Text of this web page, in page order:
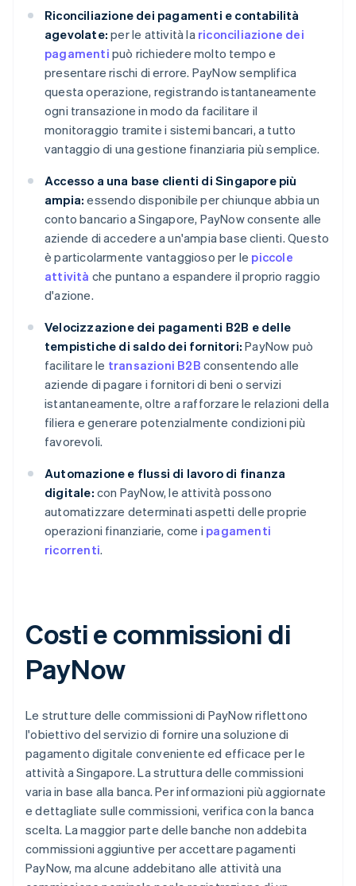
Riconciliazione dei pagamenti e contabilità
agevolate: per le attività la riconciliazione dei
pagamenti può richiedere molto tempo e
presentare rischi di errore. PayNow semplifica
questa operazione, registrando istantaneamente
ogni transazione in modo da facilitare il
monitoraggio tramite i sistemi bancari, a tutto
vantaggio di una gestione finanziaria più semplice.
Accesso a una base clienti di Singapore più
ampia: essendo disponibile per chiunque abbia un
conto bancario a Singapore, PayNow consente alle
aziende di accedere a un'ampia base clienti. Questo
è particolarmente vantaggioso per le piccole
attività che puntano a espandere il proprio raggio
d'azione.
Velocizzazione dei pagamenti B2B e delle
tempistiche di saldo dei fornitori: PayNow può
facilitare le transazioni B2B consentendo alle
aziende di pagare i fornitori di beni o servizi
istantaneamente, oltre a rafforzare le relazioni della
filiera e generare potenzialmente condizioni più
favorevoli.
Automazione e flussi di lavoro di finanza
digitale: con PayNow, le attività possono
automatizzare determinati aspetti delle proprie
operazioni finanziarie, come i pagamenti
ricorrenti.
Costi e commissioni di
PayNow
Le strutture delle commissioni di PayNow riflettono
l'obiettivo del servizio di fornire una soluzione di
pagamento digitale conveniente ed efficace per le
attività a Singapore. La struttura delle commissioni
varia in base alla banca. Per informazioni più aggiornate
e dettagliate sulle commissioni, verifica con la banca
scelta. La maggior parte delle banche non addebita
commissioni aggiuntive per accettare pagamenti
PayNow, ma alcune addebitano alle attività una